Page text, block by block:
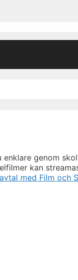
genom
kan
med Film och